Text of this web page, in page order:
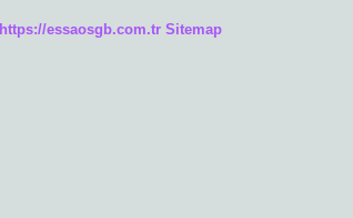
https://essaosgb.com.tr Sitemap